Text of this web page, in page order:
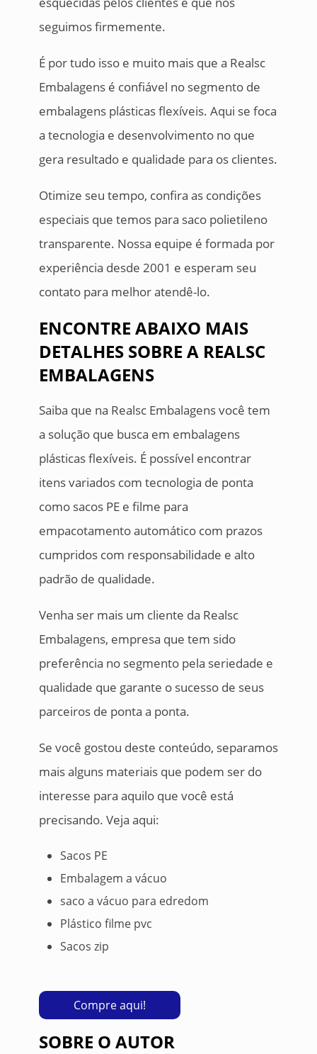
seguimos firmemente.
É por tudo isso e muito mais que a Realsc
Embalagens é confiável no segmento de
embalagens plásticas flexíveis. Aqui se foca
a tecnologia e desenvolvimento no que
gera resultado e qualidade para os clientes.
Otimize seu tempo, confira as condições
especiais que temos para saco polietileno
transparente. Nossa equipe é formada por
experiência desde 2001 e esperam seu
contato para melhor atendê-lo.
ENCONTRE ABAIXO MAIS
DETALHES SOBRE A REALSC
EMBALAGENS
Saiba que na Realsc Embalagens você tem
a solução que busca em embalagens
plásticas flexíveis. É possível encontrar
itens variados com tecnologia de ponta
como sacos PE e filme para
empacotamento automático com prazos
cumpridos com responsabilidade e alto
padrão de qualidade.
Venha ser mais um cliente da Realsc
Embalagens, empresa que tem sido
preferência no segmento pela seriedade e
qualidade que garante o sucesso de seus
parceiros de ponta a ponta.
Se você gostou deste conteúdo, separamos
mais alguns materiais que podem ser do
interesse para aquilo que você está
precisando. Veja aqui:
Sacos PE
Embalagem a vácuo
saco a vácuo para edredom
Plástico filme pvc
Sacos zip
Compre aqui!
SOBRE O AUTOR